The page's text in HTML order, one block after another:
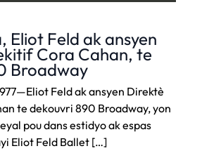
Eliot Feld ak ansyen
Cora Cahan, te
Broadway
Feld ak ansyen Direktè
te dekouvri 890 Broadway, yon
pou dans estidyo ak espas
Eliot Feld Ballet […]